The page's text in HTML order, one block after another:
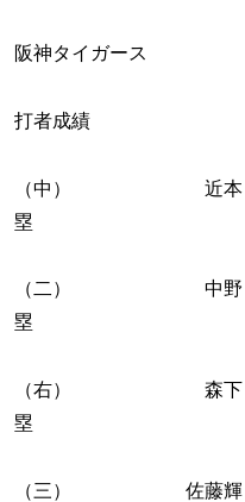
阪神タイガース
打者成績
（中） 近本 ４
塁
（二） 中野 ２
塁
（右） 森下 ４
塁
（三） 佐藤輝 ３